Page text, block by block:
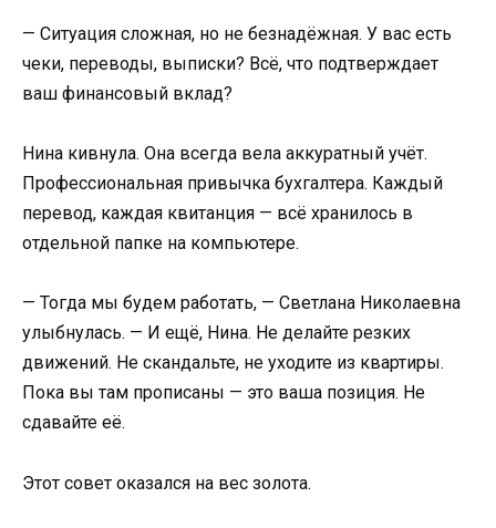
— Ситуация сложная, но не безнадёжная. У вас есть
чеки, переводы, выписки? Всё, что подтверждает
ваш финансовый вклад?
Нина кивнула. Она всегда вела аккуратный учёт.
Профессиональная привычка бухгалтера. Каждый
перевод, каждая квитанция — всё хранилось в
отдельной папке на компьютере.
— Тогда мы будем работать, — Светлана Николаевна
улыбнулась. — И ещё, Нина. Не делайте резких
движений. Не скандальте, не уходите из квартиры.
Пока вы там прописаны — это ваша позиция. Не
сдавайте её.
Этот совет оказался на вес золота.